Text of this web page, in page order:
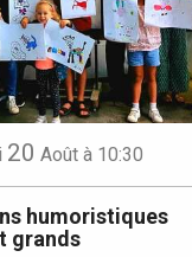
20 Août à 10:30
humoristiques
grands